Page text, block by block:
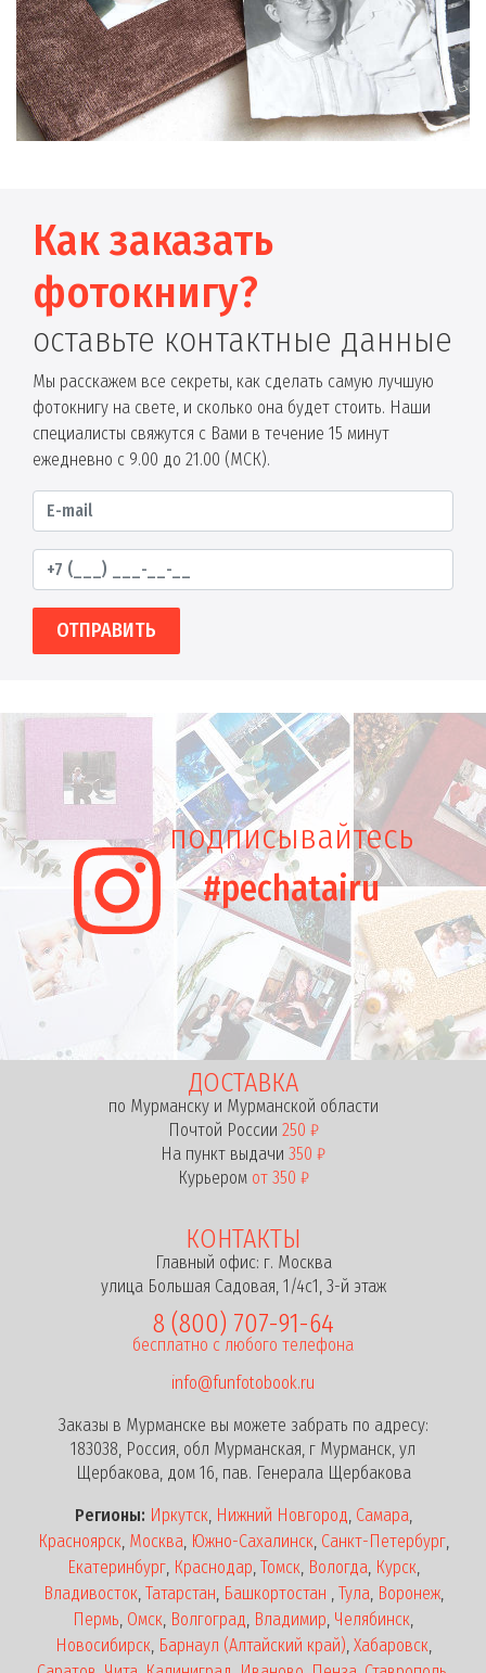
Как заказать
фотокнигу?
оставьте контактные данные
Мы расскажем все секреты, как сделать самую лучшую
фотокнигу на свете, и сколько она будет стоить. Наши
специалисты свяжутся с Вами в течение 15 минут
ежедневно с 9.00 до 21.00 (МСК).
ОТПРАВИТЬ
подписывайтесь
#pechatairu
ДОСТАВКА
по Мурманску и Мурманской области
Почтой России 250 ₽
На пункт выдачи 350 ₽
Курьером от 350 ₽
КОНТАКТЫ
Главный офис: г. Москва
улица Большая Садовая, 1/4с1, 3-й этаж
8 (800) 707-91-64
бесплатно с любого телефона
info@funfotobook.ru
Заказы в Мурманске вы можете забрать по адресу:
183038, Россия, обл Мурманская, г Мурманск, ул
Щербакова, дом 16, пав. Генерала Щербакова
Регионы: Иркутск Нижний Новгород Самара
Красноярск Москва Южно-Сахалинск Санкт-Петербург,
Екатеринбург, Краснодар Томск Вологда Курск
Владивосток Татарстан Башкортостан Тула Воронеж,
Пермь Омск Волгоград Владимир Челябинск
Новосибирск Барнаул (Алтайский край) Хабаровск